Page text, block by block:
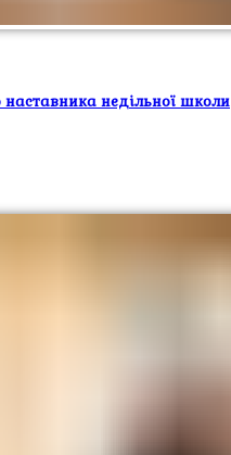
недільної школи